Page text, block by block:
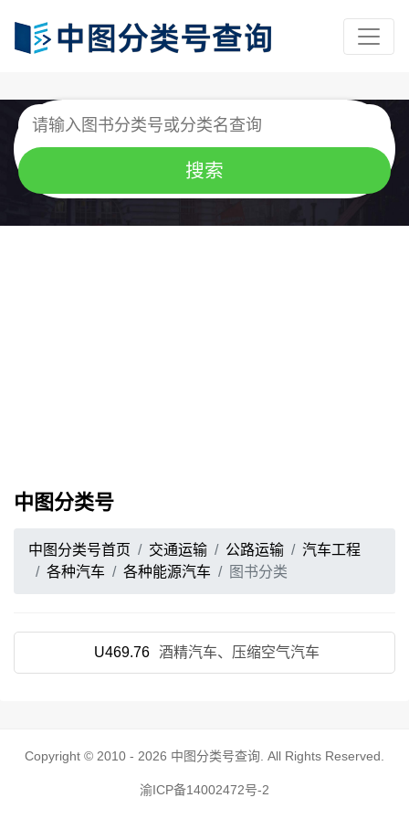
中图分类号
中图分类号首页 交通运输 公路运输
汽车工程
各种汽车
各种能源汽车 图书分类
U469.76 酒精汽车、压缩空气汽车
Copyright © 2010 - 2026 中图分类号查询 . All Rights Reserved.
渝ICP备14002472号-2